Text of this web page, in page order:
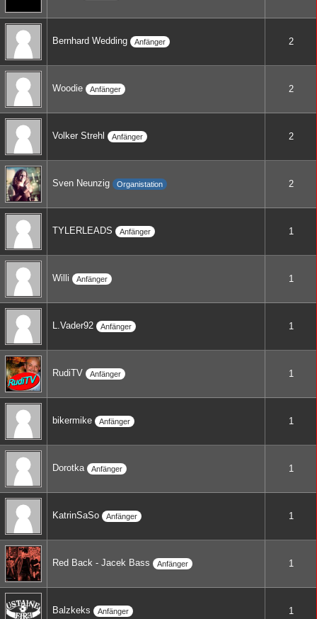
Bernhard Wedding Anfänger 2
Woodie Anfänger 2
Volker Strehl Anfänger 2
Sven Neunzig Organistation 2
TYLERLEADS Anfänger 1
Willi Anfänger 1
L.Vader92 Anfänger 1
RudiTV Anfänger 1
bikermike Anfänger 1
Dorotka Anfänger 1
KatrinSaSo Anfänger 1
Red Back - Jacek Bass Anfänger 1
Balzkeks Anfänger 1